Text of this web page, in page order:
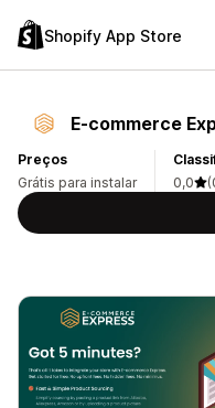
Shopify App Store
E‑commerce
Preços
Grátis para instalar
0,0